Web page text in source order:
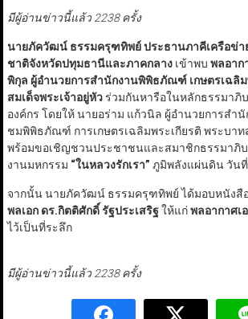
มีผู้อ่านข่าวนี้แล้ว 2238 ครั้ง
นายภัควัฒน์ ธรรมครุฑทิพย์ ประธานภาคีเครือข่า
ชาติจังหวัดปทุมธานีและภาคกลางเข้าพบ พลอาก
พิกุล ผู้อำนวยการสำนักงานพิพิธภัณฑ์ เกษตรเฉลิ
สมเด็จพระเจ้าอยู่หัวร่วมกันหารือในหลักธรรมาภิ
องค์กร โดยให้ นายอร่าม แก้วนิล ผู้อำนวยการส
ชมพิพิธภัณฑ์ การเกษตรเฉลิมพระเกียรติ พระบาท
พร้อมขอเชิญชวนประชาชนและสมาชิกธรรมาภิบ
งานมหกรรม “ในหลวงรักเรา” ภูมิพลังแผ่นดิน วันที่
จากนั้น นายภัควัฒน์ ธรรมครุฑทิพย์ ได้มอบหนังสื
พลเอก ดร.กิตติศักดิ์ รัฐประเสริฐให้แก่พลอากาศเ
ไว้เป็นที่ระลึก
มีผู้อ่านข่าวนี้แล้ว 2238 ครั้ง